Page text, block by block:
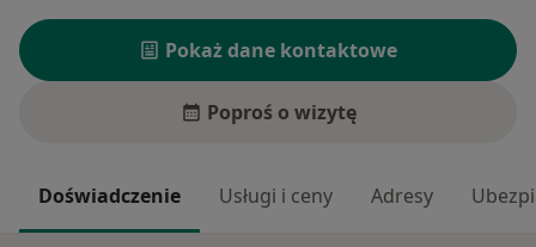
Pokaż dane kontaktowe
Poproś o wizytę
Doświadczenie Usługi i ceny Adresy